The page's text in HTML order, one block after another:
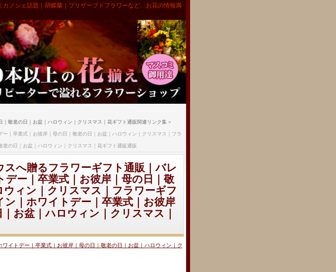
ノシェ話題｜胡蝶蘭｜プリザーブドフラワーなど、お花の情報満
敬老の日｜お盆｜ハロウィン｜クリスマス｜花ギフト通販関連リンク集»
｜卒業式｜お彼岸｜母の日｜敬老の日｜お盆｜ハロウィン｜クリスマス｜フラ
の日｜お盆｜ハロウィン｜クリスマス｜花ギフト通販通販
スへ贈るフラワーギフト通販｜バレ
デー｜卒業式｜お彼岸｜母の日｜敬
ウィン｜クリスマス｜フラワーギフ
ン｜ホワイトデー｜卒業式｜お彼岸
｜お盆｜ハロウィン｜クリスマス｜
イトデー｜卒業式｜お彼岸｜母の日｜敬老の日｜お盆｜ハロウィン｜ク